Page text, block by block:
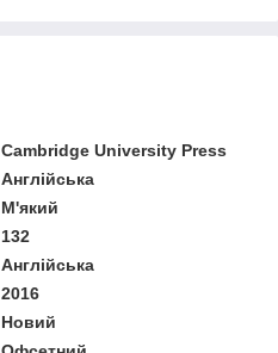
Cambridge University Press
Англійська
М'який
132
Англійська
2016
Новий